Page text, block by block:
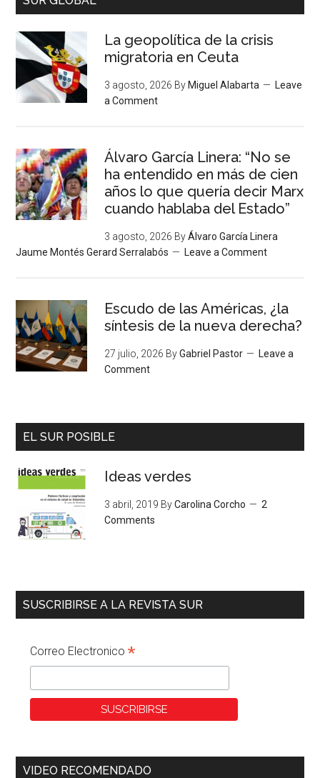
La geopolítica de la crisis
migratoria en Ceuta
3 agosto, 2026 By Miguel Alabarta
Leave
a Comment
Álvaro García Linera: “No se
ha entendido en más de cien
años lo que quería decir Marx
cuando hablaba del Estado”
3 agosto, 2026 ByÁlvaro García Linera
Jaume Montés Gerard Serralabós
Leave a Comment
Escudo de las Américas, ¿la
síntesis de la nueva derecha?
27 julio, 2026 ByGabriel Pastor
Leave a
Comment
EL SUR POSIBLE
Ideas verdes
3 abril, 2019 ByCarolina Corcho
2
Comments
SUSCRIBIRSE A LA REVISTA SUR
Correo Electronico*
VIDEO RECOMENDADO